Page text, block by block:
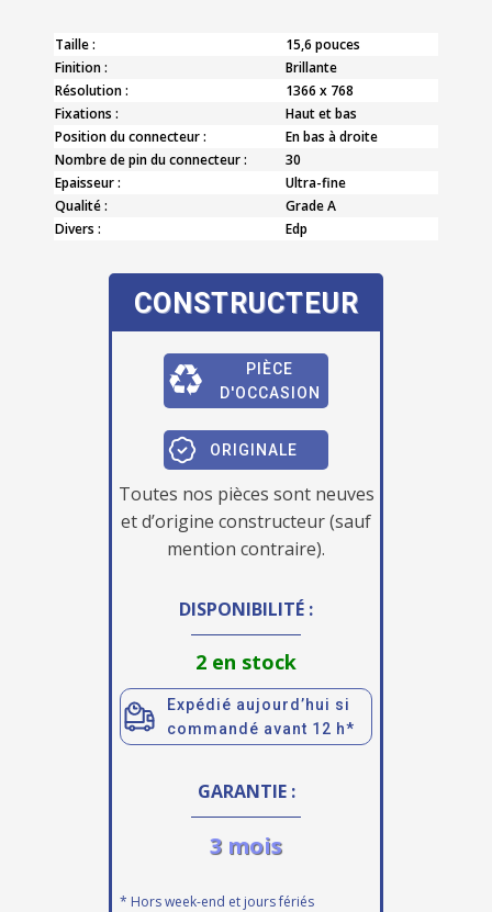
Taille :
15,6 pouces
Finition :
Brillante
Résolution :
1366 x 768
Fixations :
Haut et bas
Position du connecteur :
En bas à droite
Nombre de pin du connecteur :
30
Epaisseur :
Ultra-fine
Qualité :
Grade A
Divers :
Edp
CONSTRUCTEUR
PIÈCE
D'OCCASION
ORIGINALE
Toutes nos pièces sont neuves
et d’origine constructeur (sauf
mention contraire).
DISPONIBILITÉ :
2 en stock
Expédié aujourd’hui si
commandé avant 12 h*
GARANTIE :
3 mois
* Hors week-end et jours fériés